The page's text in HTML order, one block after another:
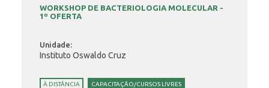
WORKSHOP DE BACTERIOLOGIA MOLECULAR -
1º OFERTA
Unidade:
Instituto Oswaldo Cruz
À DISTÂNCIA CAPACITAÇÃO/CURSOS LIVRES